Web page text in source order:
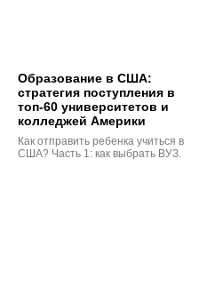
Образование в США:
стратегия поступления в
топ-60 университетов и
колледжей Америки
Как отправить ребенка учиться в
США? Часть 1: как выбрать ВУЗ.